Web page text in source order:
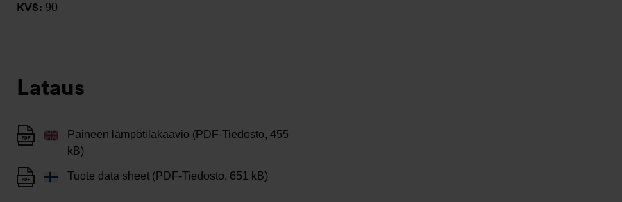
KVS: 90
Lataus
Paineen lämpötilakaavio (PDF-Tiedosto, 455
kB)
Tuote data sheet (PDF-Tiedosto, 651 kB)